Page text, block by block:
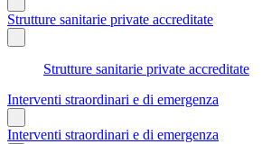
Strutture sanitarie private accreditate
Strutture sanitarie private accreditate
Interventi straordinari e di emergenza
Interventi straordinari e di emergenza